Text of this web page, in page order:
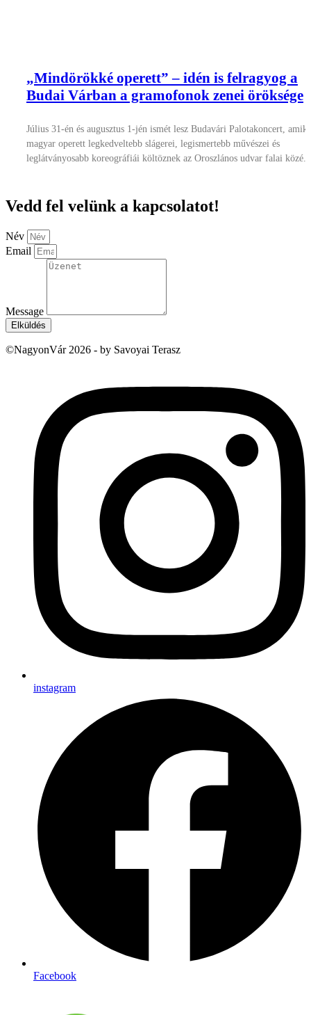
„Mindörökké operett” – idén is felragyog a
Budai Várban a gramofonok zenei öröksége
Július 31-én és augusztus 1-jén ismét lesz Budavári Palotakoncert,
magyar operett legkedveltebb slágerei, legismertebb művészei és
leglátványosabb koreográfiái költöznek az Oroszlános udvar falai közé.
Vedd fel velünk a kapcsolatot!
Név
Email
Message
Elküldés
©NagyonVár 2026 - by Savoyai Terasz
instagram
Facebook